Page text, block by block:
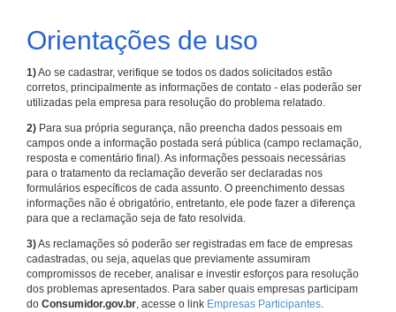
Orientações de uso
1)Ao se cadastrar, verifique se todos os dados solicitados estão
corretos, principalmente as informações de contato - elas poderão ser
utilizadas pela empresa para resolução do problema relatado.
2) Para sua própria segurança, não preencha dados pessoais em
campos onde a informação postada será pública (campo reclamação,
resposta e comentário final). As informações pessoais necessárias
para o tratamento da reclamação deverão ser declaradas nos
formulários específicos de cada assunto. O preenchimento dessas
informações não é obrigatório, entretanto, ele pode fazer a diferença
para que a reclamação seja de fato resolvida.
3)As reclamações só poderão ser registradas em face de empresas
cadastradas, ou seja, aquelas que previamente assumiram
compromissos de receber, analisar e investir esforços para resolução
dos problemas apresentados. Para saber quais empresas participam
do Consumidor.gov.br, acesse o link Empresas Participantes.